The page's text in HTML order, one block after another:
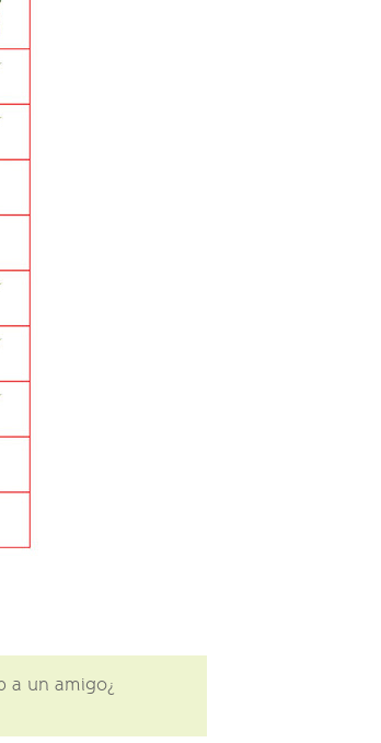
¿Te gustó lo que leíste? comparte este contenido en tus redes sociales o envía por email o whatsapp a un amigo